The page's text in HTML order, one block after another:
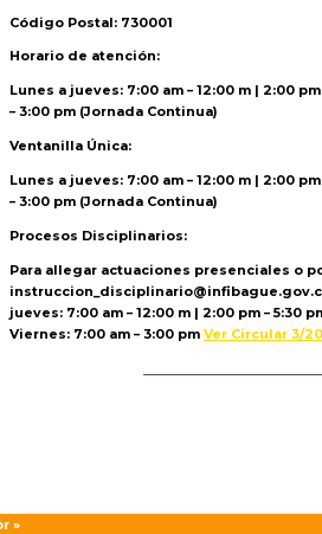
Código Postal: 730001
Horario de atención:
Lunes a jueves: 7:00 am – 12:00 m | 2:00
– 3:00 pm (Jornada Continua)
Ventanilla Única:
Lunes a jueves: 7:00 am – 12:00 m | 2:00
– 3:00 pm (Jornada Continua)
Procesos Disciplinarios:
Para allegar actuaciones presenciales o
jueves: 7:00 am – 12:00 m | 2:00 pm – 5:30
Viernes: 7:00 am – 3:00 pm Ver Circular 3/
»